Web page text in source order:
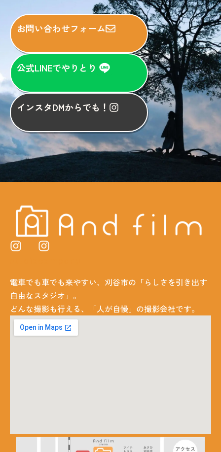
お問い合わせフォーム
公式LINEでやりとり
インスタDMからでも！
電車でも車でも来やすい、刈谷市の「らしさを引き出す
自由なスタジオ」。
どんな撮影も行える、「人が自慢」の撮影会社です。